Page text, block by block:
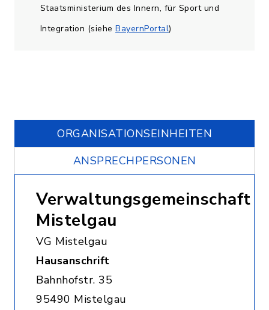
Staatsministerium des Innern, für Sport und
Integration (siehe BayernPortal)
ORGANISATIONS­EINHEITEN
ANSPRECHPERSONEN
Verwaltungsgemeinschaft
Mistelgau
VG Mistelgau
Hausanschrift
Bahnhofstr. 35
95490 Mistelgau